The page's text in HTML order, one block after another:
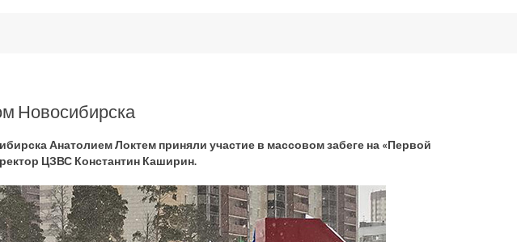
Новосибирска
Анатолием Локтем приняли участие в массовом забеге на «Первой
ЦЗВС Константин Каширин.